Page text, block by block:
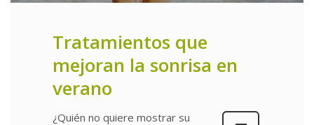
Tratamientos que
mejoran la sonrisa en
verano
¿Quién no quiere mostrar su